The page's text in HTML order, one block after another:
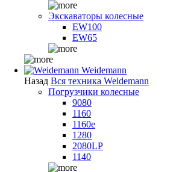
Экскаваторы колесные
EW100
EW65
Weidemann
Назад Вся техника Weidemann
Погрузчики колесные
9080
1160
1160e
1280
2080LP
1140